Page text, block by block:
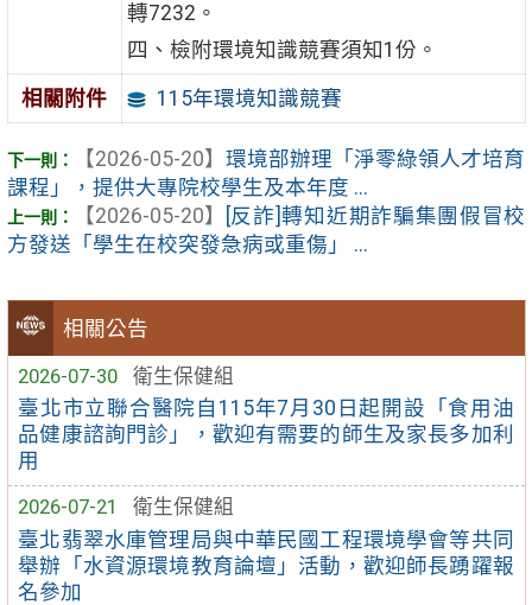
相關公告
2026-07-30
衛生保健組
臺北市立聯合醫院自115年7月30日起開設「食用油
品健康諮詢門診」，歡迎有需要的師生及家長多加利
用
2026-07-21
衛生保健組
臺北翡翠水庫管理局與中華民國工程環境學會等共同
舉辦「水資源環境教育論壇」活動，歡迎師長踴躍報
名參加
轉7232。
四、檢附環境知識競賽須知1份。
相關附件 115年環境知識競賽
【2026-05-20】 環境部辦理「淨零綠領人才培育
課程」，提供大專院校學生及本年度 ...
【2026-05-20】
[反詐]轉知近期詐騙集團假冒校
方發送「學生在校突發急病或重傷」 ...